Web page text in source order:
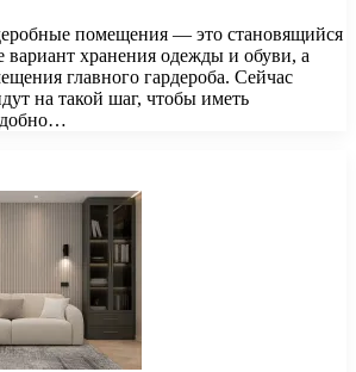
помещения — это становящийся
вариант хранения одежды и обуви, а
главного гардероба. Сейчас
на такой шаг, чтобы иметь